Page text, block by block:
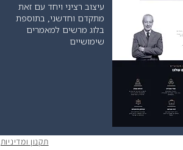
עיצוב רציני ויחד עם זאת
מתקדם וחדשני, בתוספת
בלוג מרשים למאמרים
שימושיים
תקנון ומדיניות